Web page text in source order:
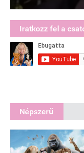
Iratkozz fel a
Népszerű